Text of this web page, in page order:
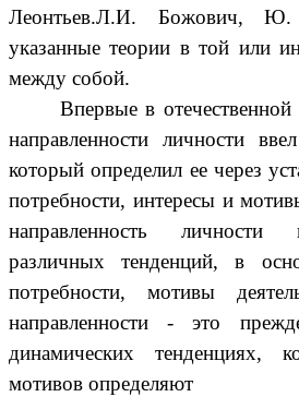
Леонтьев.Л.И. Божович,
указанные теории в той или
между собой.
Впервые в
направленности личности
который определил ее через
потребности, интересы и
направленность личности
различных тенденций, в
потребности, мотивы
направленности - это
динамических тенденциях,
мотивов определяют